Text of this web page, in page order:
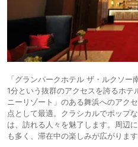
「グランパークホテル ザ・ルクソ
1分という抜群のアクセスを誇るホ
ニーリゾート」のある舞浜へのアク
点として最適。クラシカルでポップ
は、訪れる人々を魅了します。周辺
も多く、滞在中の楽しみが広がります